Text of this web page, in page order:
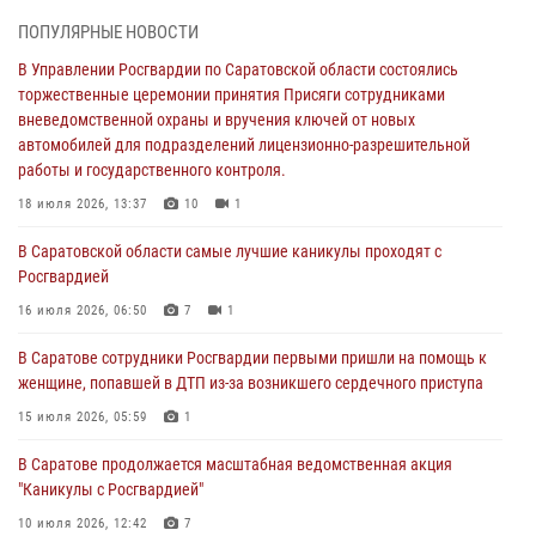
вневедомственной охраны и вручения ключей от новых
автомобилей для подразделений лицензионно-разрешительной
работы и государственного контроля.
18 июля 2026, 13:37 10 1
В Саратовской области самые лучшие каникулы проходят с
Росгвардией
В Саратове сотрудники Росгвардии первыми пришли на помощь к
женщине, попавшей в ДТП из-за возникшего сердечного приступа
В Саратове продолжается масштабная ведомственная акция
"Каникулы с Росгвардией"
В Саратовской области при содействии спецназа Росгвардии
задержан подозреваемый в незаконном обороте наркотиков
ПОПУЛЯРНЫЕ НОВОСТИ
В Управлении Росгвардии по Саратовской области состоялись
торжественные церемонии принятия Присяги сотрудниками
вневедомственной охраны и вручения ключей от новых
автомобилей для подразделений лицензионно-разрешительной
работы и государственного контроля.
18 июля 2026, 13:37 10 1
В Саратовской области самые лучшие каникулы проходят с
Росгвардией
16 июля 2026, 06:50 7 1
В Саратове сотрудники Росгвардии первыми пришли на помощь к
женщине, попавшей в ДТП из-за возникшего сердечного приступа
15 июля 2026, 05:59 1
В Саратове продолжается масштабная ведомственная акция
"Каникулы с Росгвардией"
10 июля 2026, 12:42 7